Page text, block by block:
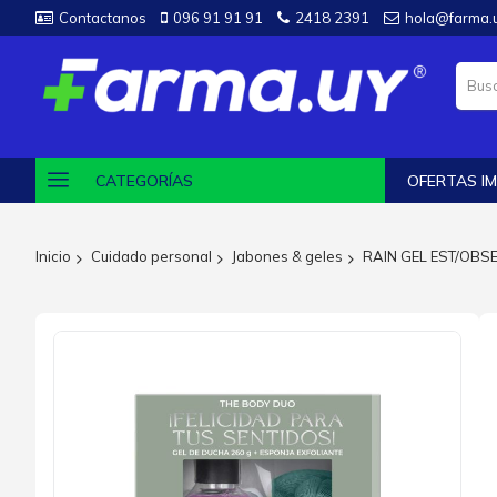
Contactanos 096 91 91 91 2418 2391
CATEGORÍAS OFERTAS
Inicio Cuidado personal Jabones & geles RAIN GEL EST/